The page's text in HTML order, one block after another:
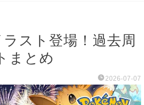
スト登場！過去周
まとめ
2026-07-07